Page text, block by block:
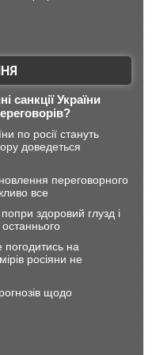
санкції України
по росії стануть
доведеться
переговорного
все
здоровий глузд і
на
росіяни не
щодо